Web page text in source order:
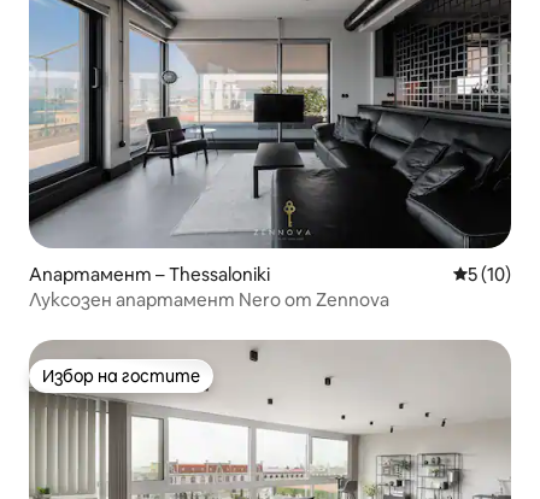
Апартамент – Thessaloniki Средна
5 (10)
Луксозен апартамент Nero от Zennova
Избор на гостите
Избор на гостите